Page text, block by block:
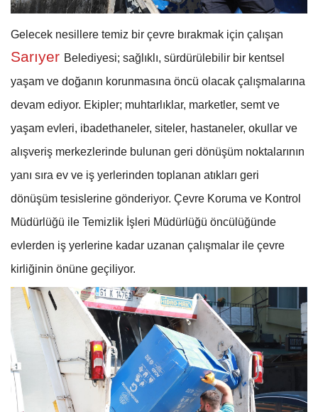
Gelecek nesillere temiz bir çevre bırakmak için çalışan
Sarıyer Belediyesi; sağlıklı, sürdürülebilir bir kentsel
yaşam ve doğanın korunmasına öncü olacak çalışmalarına
devam ediyor. Ekipler; muhtarlıklar, marketler, semt ve
yaşam evleri, ibadethaneler, siteler, hastaneler, okullar ve
alışveriş merkezlerinde bulunan geri dönüşüm noktalarının
yanı sıra ev ve iş yerlerinden toplanan atıkları geri
dönüşüm tesislerine gönderiyor. Çevre Koruma ve Kontrol
Müdürlüğü ile Temizlik İşleri Müdürlüğü öncülüğünde
evlerden iş yerlerine kadar uzanan çalışmalar ile çevre
kirliğinin önüne geçiliyor.